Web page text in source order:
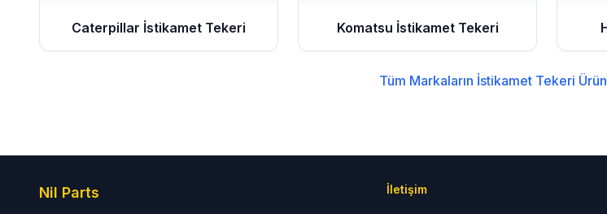
Caterpillar İstikamet Tekeri Komatsu İstikamet Tekeri
Tüm Markaların İstikamet Tekeri
Nil Parts İletişim